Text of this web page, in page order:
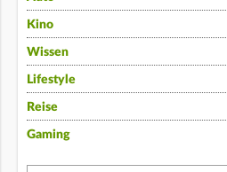
Kino
Wissen
Lifestyle
Reise
Gaming